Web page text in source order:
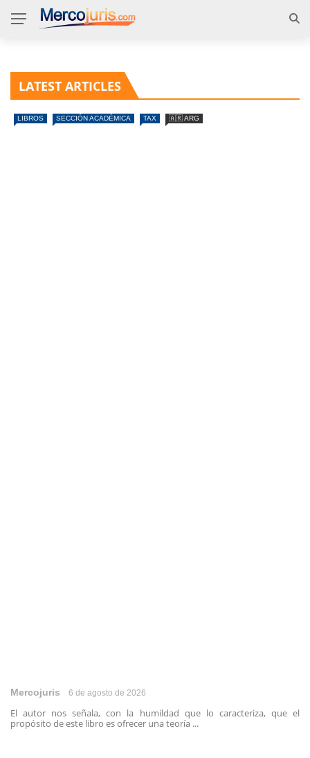
LATEST ARTICLES
LIBROS SECCIÓN ACADÉMICA TAX 🇦🇷 ARG
Mercojuris 6 de agosto de 2026
El autor nos señala, con la humildad que lo caracteriza, que el
propósito de este libro es ofrecer una teoría ...